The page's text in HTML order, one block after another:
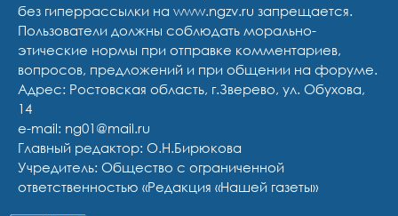
без гиперрассылки на www.ngzv.ru запрещается.
Пользователи должны соблюдать морально-
этические нормы при отправке комментариев,
вопросов, предложений и при общении на форуме.
Адрес: Ростовская область, г.Зверево, ул. Обухова,
14
e-mail: ng01@mail.ru
Главный редактор: О.Н.Бирюкова
Учредитель: Общество с ограниченной
ответственностью «Редакция «Нашей газеты»